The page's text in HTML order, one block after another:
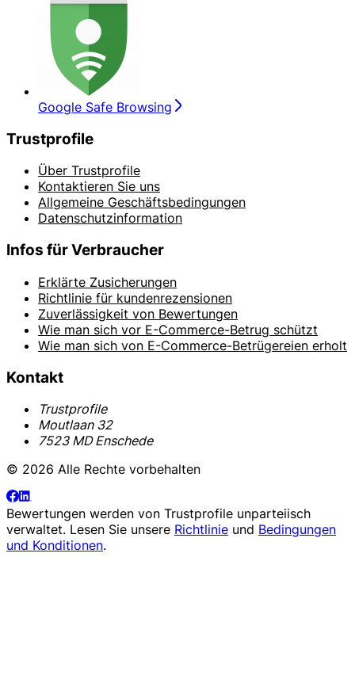
Google Safe Browsing
Trustprofile
Über Trustprofile
Kontaktieren Sie uns
Allgemeine Geschäftsbedingungen
Datenschutzinformation
Infos für Verbraucher
Erklärte Zusicherungen
Richtlinie für kundenrezensionen
Zuverlässigkeit von Bewertungen
Wie man sich vor E-Commerce-Betrug schützt
Wie man sich von E-Commerce-Betrügereien erholt
Kontakt
Trustprofile
Moutlaan 32
7523 MD Enschede
© 2026 Alle Rechte vorbehalten
Bewertungen werden von Trustprofile unparteiisch
verwaltet. Lesen Sie unsere Richtlinie und Bedingungen
und Konditionen.